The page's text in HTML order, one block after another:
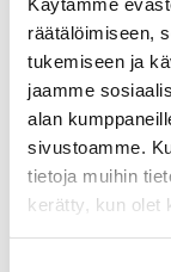
räätälöimiseen,
tukemiseen ja
jaamme
alan
sivustoamme.
tietoja muihin
kerätty, kun olet